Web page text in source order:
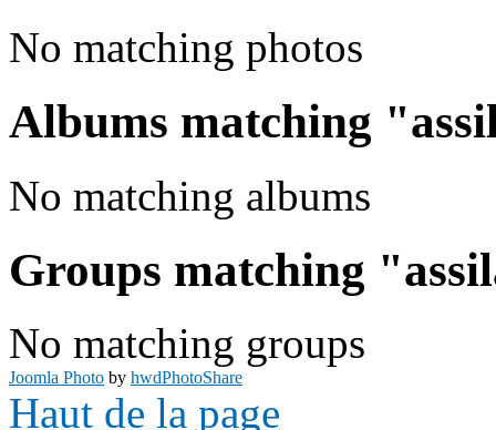
No matching photos
Albums matching
No matching albums
Groups matching
No matching groups
Joomla Photo by hwdPhotoShare
Haut de la page